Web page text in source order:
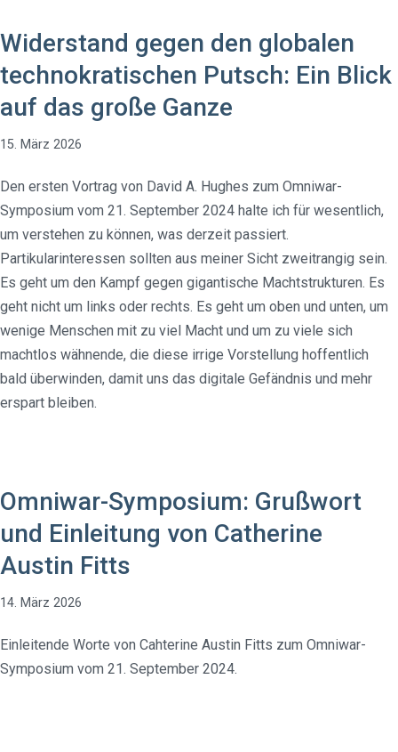
Widerstand gegen den globalen
technokratischen Putsch: Ein Blick
auf das große Ganze
15. März 2026
Den ersten Vortrag von David A. Hughes zum Omniwar-
Symposium vom 21. September 2024 halte ich für wesentlich,
um verstehen zu können, was derzeit passiert.
Partikularinteressen sollten aus meiner Sicht zweitrangig sein.
Es geht um den Kampf gegen gigantische Machtstrukturen. Es
geht nicht um links oder rechts. Es geht um oben und unten, um
wenige Menschen mit zu viel Macht und um zu viele sich
machtlos wähnende, die diese irrige Vorstellung hoffentlich
bald überwinden, damit uns das digitale Gefändnis und mehr
erspart bleiben.
Omniwar-Symposium: Grußwort
und Einleitung von Catherine
Austin Fitts
14. März 2026
Einleitende Worte von Cahterine Austin Fitts zum Omniwar-
Symposium vom 21. September 2024.